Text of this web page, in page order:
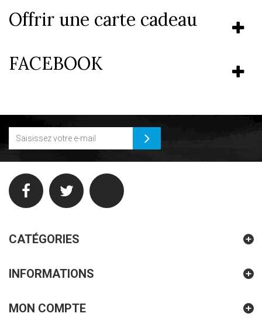
Offrir une carte cadeau
FACEBOOK
CATÉGORIES
INFORMATIONS
MON COMPTE